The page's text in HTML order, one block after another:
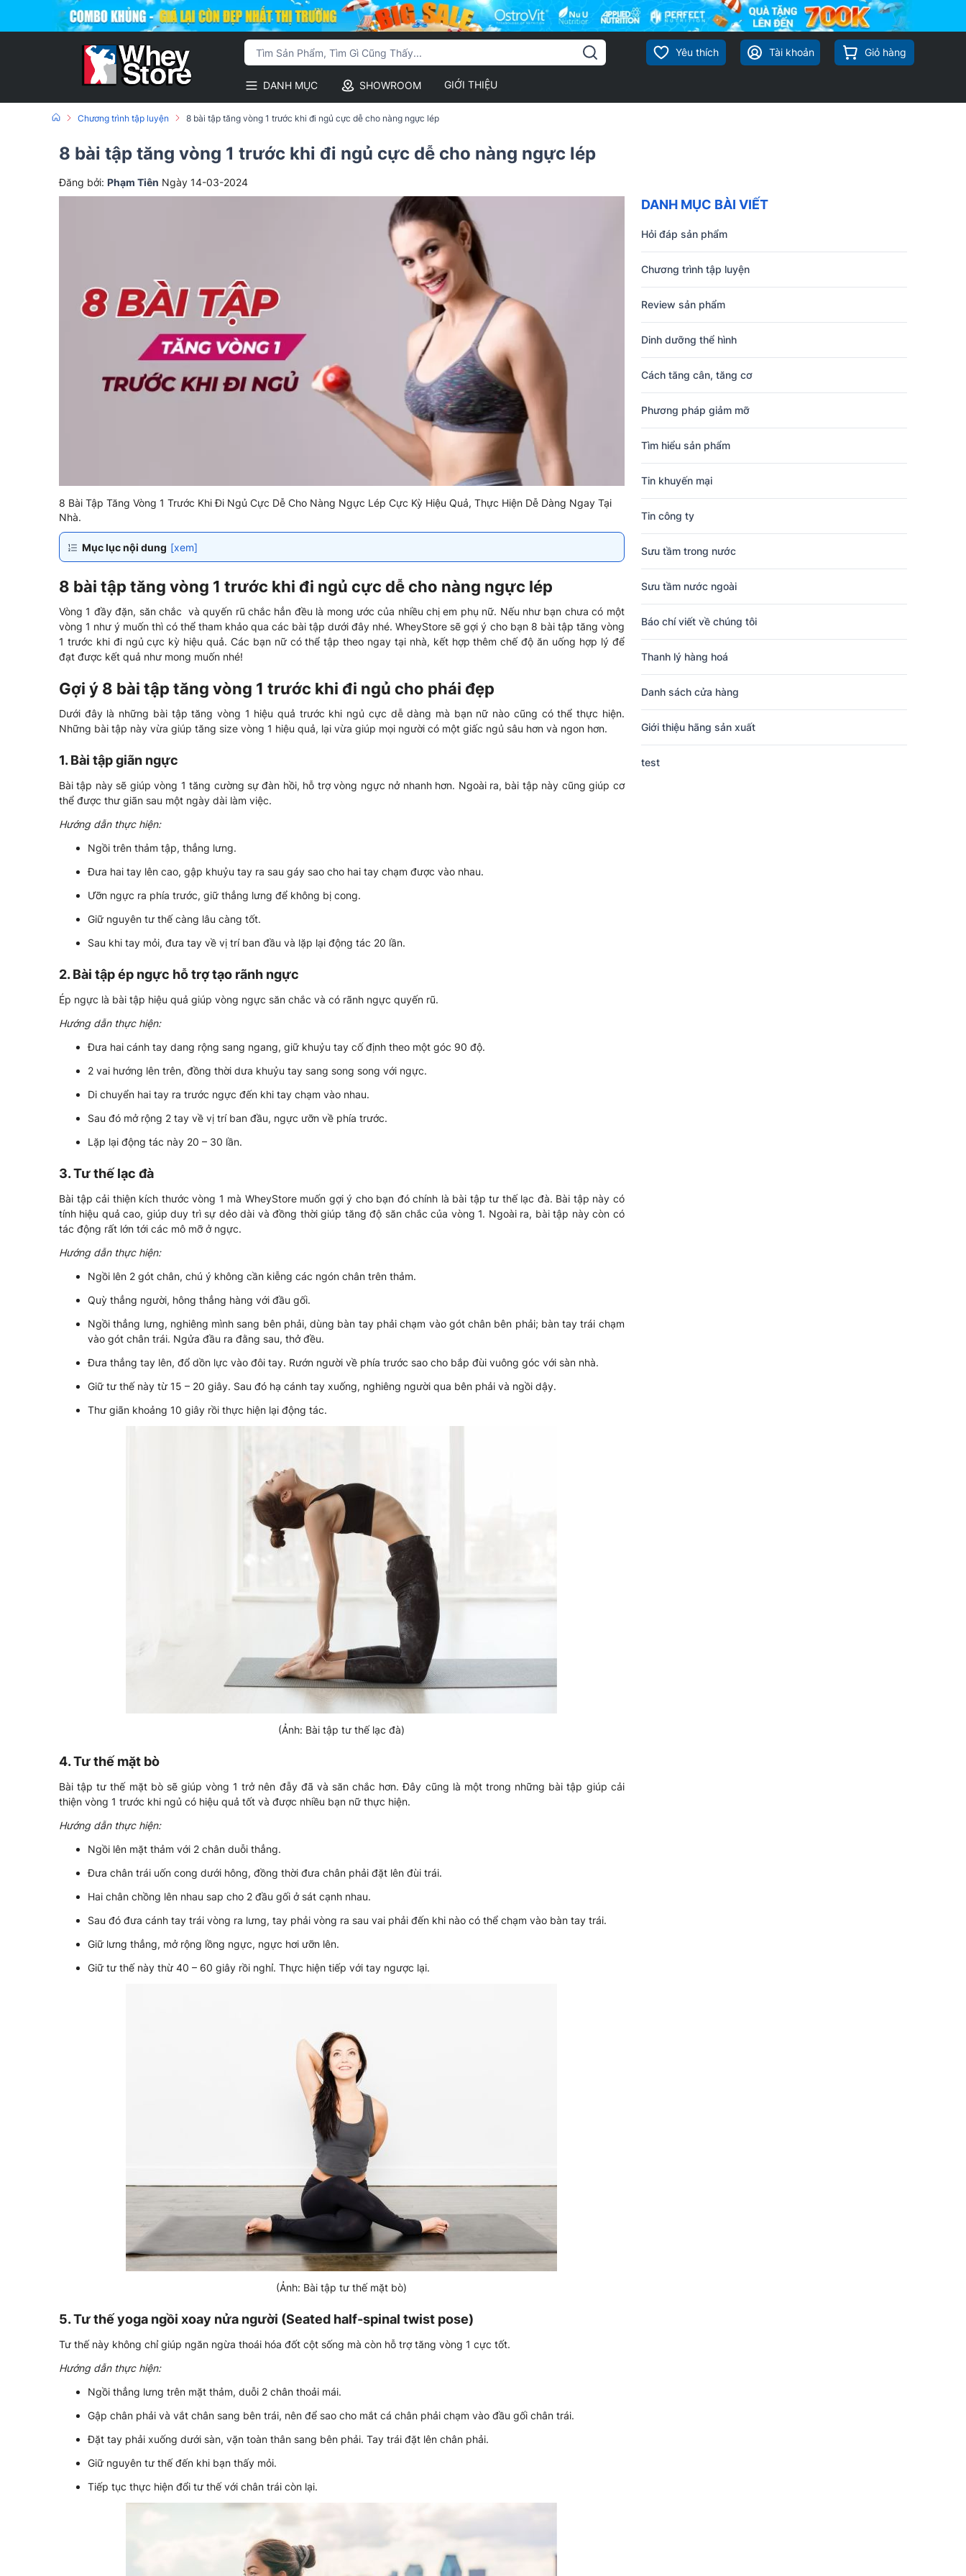
Yêu thích Tài khoản Giỏ hàng
DANH MỤC SHOWROOM GIỚI THIỆU
Chương trình tập luyện 8 bài tập tăng vòng 1 trước khi đi ngủ cực dễ cho nàng ngực lép
8 bài tập tăng vòng 1 trước khi đi ngủ cực dễ cho nàng ngực lép
Đăng bởi: Phạm Tiên Ngày 14-03-2024
8 Bài Tập Tăng Vòng 1 Trước Khi Đi Ngủ Cực Dễ Cho Nàng Ngực Lép Cực Kỳ Hiệu Quả, Thực Hiện Dễ Dàng Ngay Tại
Nhà.
Mục lục nội dung [xem]
8 bài tập tăng vòng 1 trước khi đi ngủ cực dễ cho nàng ngực lép
Vòng 1 đầy đặn, săn chắc và quyến rũ chắc hẳn đều là mong ước của nhiều chị em phụ nữ. Nếu như bạn chưa có một
vòng 1 như ý muốn thì có thể tham khảo qua các bài tập dưới đây nhé. WheyStore sẽ gợi ý cho bạn 8 bài tập tăng vòng
1 trước khi đi ngủ cực kỳ hiệu quả. Các bạn nữ có thể tập theo ngay tại nhà, kết hợp thêm chế độ ăn uống hợp lý để
đạt được kết quả như mong muốn nhé!
Gợi ý 8 bài tập tăng vòng 1 trước khi đi ngủ cho phái đẹp
Dưới đây là những bài tập tăng vòng 1 hiệu quả trước khi ngủ cực dễ dàng mà bạn nữ nào cũng có thể thực hiện.
Những bài tập này vừa giúp tăng size vòng 1 hiệu quả, lại vừa giúp mọi người có một giấc ngủ sâu hơn và ngon hơn.
1. Bài tập giãn ngực
Bài tập này sẽ giúp vòng 1 tăng cường sự đàn hồi, hỗ trợ vòng ngực nở nhanh hơn. Ngoài ra, bài tập này cũng giúp cơ
thể được thư giãn sau một ngày dài làm việc.
Hướng dẫn thực hiện:
Ngồi trên thảm tập, thẳng lưng.
Đưa hai tay lên cao, gập khuỷu tay ra sau gáy sao cho hai tay chạm được vào nhau.
Ưỡn ngực ra phía trước, giữ thẳng lưng để không bị cong.
Giữ nguyên tư thế càng lâu càng tốt.
Sau khi tay mỏi, đưa tay về vị trí ban đầu và lặp lại động tác 20 lần.
2. Bài tập ép ngực hỗ trợ tạo rãnh ngực
Ép ngực là bài tập hiệu quả giúp vòng ngực săn chắc và có rãnh ngực quyến rũ.
Hướng dẫn thực hiện:
Đưa hai cánh tay dang rộng sang ngang, giữ khuỷu tay cố định theo một góc 90 độ.
2 vai hướng lên trên, đồng thời dưa khuỷu tay sang song song với ngực.
Di chuyển hai tay ra trước ngực đến khi tay chạm vào nhau.
Sau đó mở rộng 2 tay về vị trí ban đầu, ngực ưỡn về phía trước.
Lặp lại động tác này 20 – 30 lần.
3. Tư thế lạc đà
Bài tập cải thiện kích thước vòng 1 mà WheyStore muốn gợi ý cho bạn đó chính là bài tập tư thế lạc đà. Bài tập này có
tính hiệu quả cao, giúp duy trì sự dẻo dài và đồng thời giúp tăng độ săn chắc của vòng 1. Ngoài ra, bài tập này còn có
tác động rất lớn tới các mô mỡ ở ngực.
Hướng dẫn thực hiện:
Ngồi lên 2 gót chân, chú ý không cần kiễng các ngón chân trên thảm.
Quỳ thẳng người, hông thẳng hàng với đầu gối.
Ngồi thẳng lưng, nghiêng mình sang bên phải, dùng bàn tay phải chạm vào gót chân bên phải; bàn tay trái chạm
vào gót chân trái. Ngửa đầu ra đằng sau, thở đều.
Đưa thẳng tay lên, đổ dồn lực vào đôi tay. Rướn người về phía trước sao cho bắp đùi vuông góc với sàn nhà.
Giữ tư thế này từ 15 – 20 giây. Sau đó hạ cánh tay xuống, nghiêng người qua bên phải và ngồi dậy.
Thư giãn khoảng 10 giây rồi thực hiện lại động tác.
(Ảnh: Bài tập tư thế lạc đà)
4. Tư thế mặt bò
Bài tập tư thế mặt bò sẽ giúp vòng 1 trở nên đẫy đã và săn chắc hơn. Đây cũng là một trong những bài tập giúp cải
thiện vòng 1 trước khi ngủ có hiệu quả tốt và được nhiều bạn nữ thực hiện.
Hướng dẫn thực hiện:
Ngồi lên mặt thảm với 2 chân duỗi thẳng.
Đưa chân trái uốn cong dưới hông, đồng thời đưa chân phải đặt lên đùi trái.
Hai chân chồng lên nhau sap cho 2 đầu gối ở sát cạnh nhau.
Sau đó đưa cánh tay trái vòng ra lưng, tay phải vòng ra sau vai phải đến khi nào có thể chạm vào bàn tay trái.
Giữ lưng thẳng, mở rộng lồng ngực, ngực hơi ưỡn lên.
Giữ tư thế này thừ 40 – 60 giây rồi nghỉ. Thực hiện tiếp với tay ngược lại.
(Ảnh: Bài tập tư thế mặt bò)
5. Tư thế yoga ngồi xoay nửa người (Seated half-spinal twist pose)
Tư thế này không chỉ giúp ngăn ngừa thoái hóa đốt cột sống mà còn hỗ trợ tăng vòng 1 cực tốt.
Hướng dẫn thực hiện:
Ngồi thẳng lưng trên mặt thảm, duỗi 2 chân thoải mái.
Gập chân phải và vắt chân sang bên trái, nên để sao cho mắt cá chân phải chạm vào đầu gối chân trái.
Đặt tay phải xuống dưới sàn, vặn toàn thân sang bên phải. Tay trái đặt lên chân phải.
Giữ nguyên tư thế đến khi bạn thấy mỏi.
Tiếp tục thực hiện đổi tư thế với chân trái còn lại.
DANH MỤC BÀI VIẾT
Hỏi đáp sản phẩm
Chương trình tập luyện
Review sản phẩm
Dinh dưỡng thể hình
Cách tăng cân, tăng cơ
Phương pháp giảm mỡ
Tìm hiểu sản phẩm
Tin khuyến mại
Tin công ty
Sưu tầm trong nước
Sưu tầm nước ngoài
Báo chí viết về chúng tôi
Thanh lý hàng hoá
Danh sách cửa hàng
Giới thiệu hãng sản xuất
test